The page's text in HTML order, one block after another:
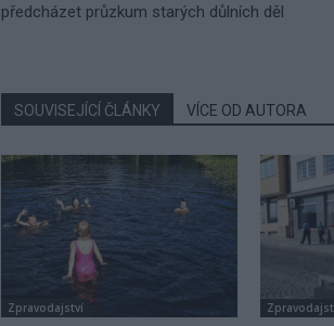
předcházet průzkum starých důlních děl
SOUVISEJÍCÍ ČLÁNKY VÍCE OD AUTORA
Zpravodajství